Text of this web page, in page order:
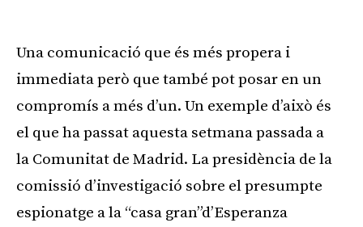
Una comunicació que és més propera i
immediata però que també pot posar en un
compromís a més d’un. Un exemple d’això és
el que ha passat aquesta setmana passada a
la Comunitat de Madrid. La presidència de la
comissió d’investigació sobre el presumpte
espionatge a la “casa gran”d’Esperanza